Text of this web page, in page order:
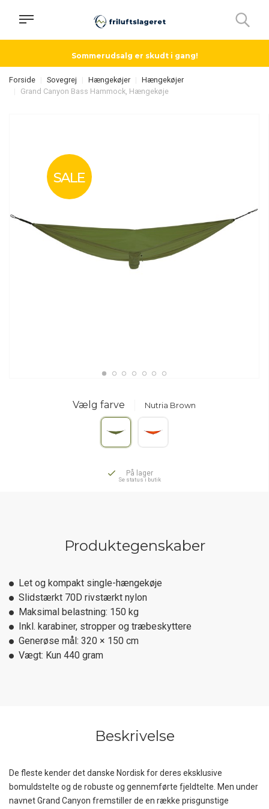
Sommerudsalg er skudt i gang!
Forside Sovegrej Hængekøjer
Hængekøjer
Grand Canyon Bass Hammock, Hængekøje
SALE
Vælg farve Nutria Brown
På lager
Se status i butik
Produktegenskaber
Let og kompakt single-hængekøje
Slidstærkt 70D rivstærkt nylon
Maksimal belastning: 150 kg
Inkl. karabiner, stropper og træbeskyttere
Generøse mål: 320 × 150 cm
Vægt: Kun 440 gram
Beskrivelse
De fleste kender det danske Nordisk for deres eksklusive
bomuldstelte og de robuste og gennemførte fjeldtelte. Men under
navnet Grand Canyon fremstiller de en række prisgunstige